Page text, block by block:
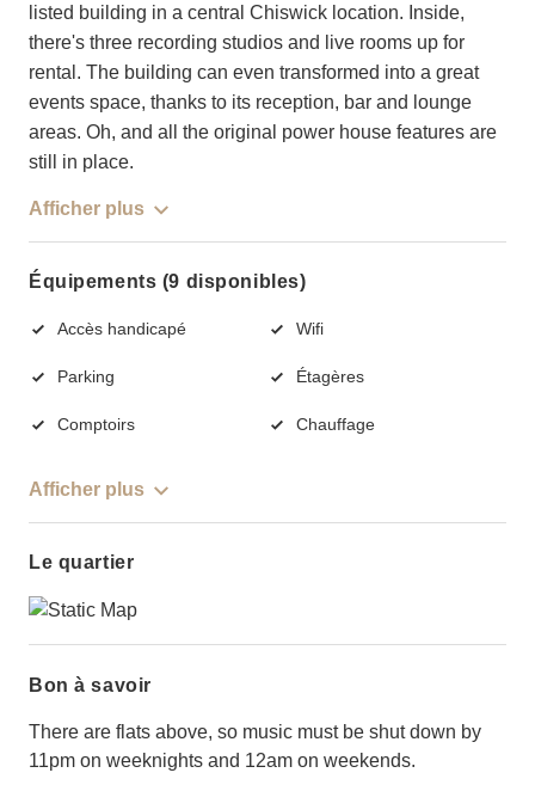
listed building in a central Chiswick location. Inside,
there's three recording studios and live rooms up for
rental. The building can even transformed into a great
events space, thanks to its reception, bar and lounge
areas. Oh, and all the original power house features are
still in place.
Afficher plus
Équipements (9 disponibles)
Accès handicapé Wifi
Parking Étagères
Comptoirs Chauffage
Afficher plus
Le quartier
Bon à savoir
There are flats above, so music must be shut down by
11pm on weeknights and 12am on weekends.